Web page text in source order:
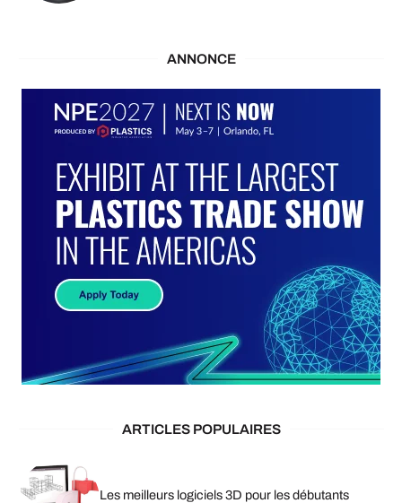
ANNONCE
ARTICLES POPULAIRES
Les meilleurs logiciels 3D pour les débutants